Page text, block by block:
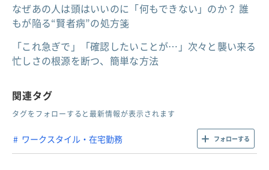
なぜあの人は頭はいいのに「何もできない」のか？ 誰
もが陥る“賢者病”の処方箋
「これ急ぎで」「確認したいことが…」次々と襲い来る
忙しさの根源を断つ、簡単な方法
関連タグ
タグをフォローすると最新情報が表示されます
ワークスタイル・在宅勤務 フォローする